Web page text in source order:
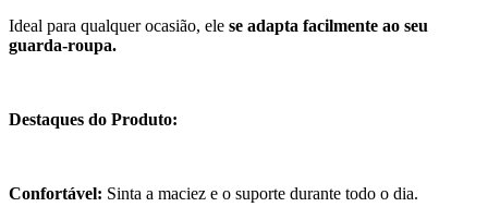
Ideal para qualquer ocasião, ele se adapta facilmente ao seu
guarda-roupa.
Destaques do Produto:
Confortável: Sinta a maciez e o suporte durante todo o dia.